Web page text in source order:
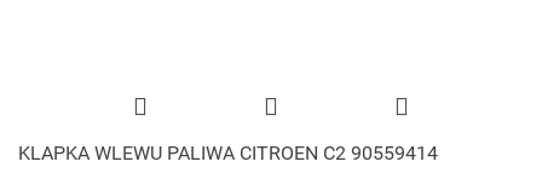
KLAPKA WLEWU PALIWA CITROEN C2 90559414